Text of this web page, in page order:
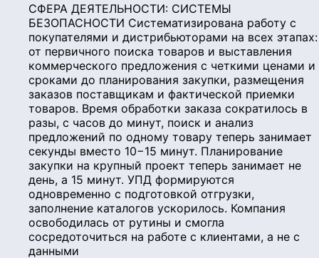
СФЕРА ДЕЯТЕЛЬНОСТИ: СИСТЕМЫ
БЕЗОПАСНОСТИ Систематизирована работу с
покупателями и дистрибьюторами на всех этапах:
от первичного поиска товаров и выставления
коммерческого предложения с четкими ценами и
сроками до планирования закупки, размещения
заказов поставщикам и фактической приемки
товаров. Время обработки заказа сократилось в
разы, с часов до минут, поиск и анализ
предложений по одному товару теперь занимает
секунды вместо 10−15 минут. Планирование
закупки на крупный проект теперь занимает не
день, а 15 минут. УПД формируются
одновременно с подготовкой отгрузки,
заполнение каталогов ускорилось. Компания
освободилась от рутины и смогла
сосредоточиться на работе с клиентами, а не с
данными